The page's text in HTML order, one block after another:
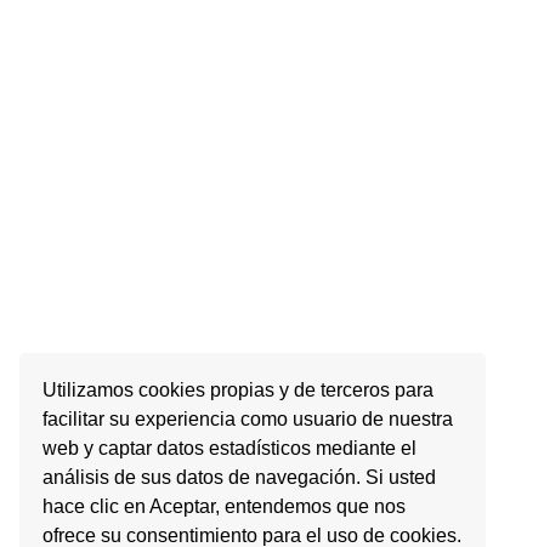
Utilizamos cookies propias y de terceros para
facilitar su experiencia como usuario de nuestra
web y captar datos estadísticos mediante el
análisis de sus datos de navegación. Si usted
hace clic en Aceptar, entendemos que nos
ofrece su consentimiento para el uso de cookies.